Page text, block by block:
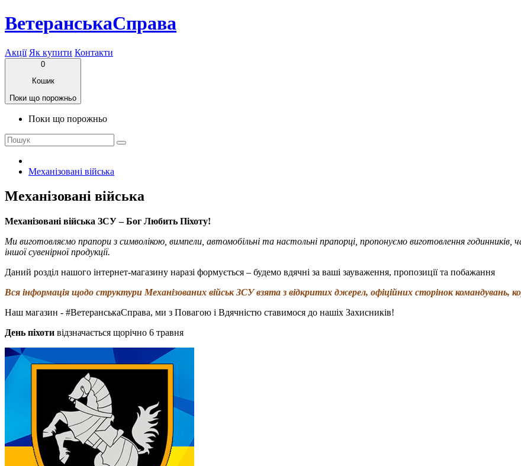
ВетеранськаСправа
Акції Як купити Контакти
0
Кошик
Поки що порожньо
Поки що порожньо
Механізовані війська
Механізовані війська
Механізовані війська ЗСУ – Бог Любить Піхоту!
Ми виготовляємо прапори з символікою, вимпели, автомобільні та настольні прапорці, пропонуємо виготовлення годинників,
іншої сувенірної продукції.
Даний розділ нашого інтернет-магазину наразі формується – будемо вдячні за ваші зауваження, пропозиції та побажання
Вся інформація щодо структури Механізованих військ ЗСУ взята з відкритих джерел, офіційних сторінок командувань,
Наш магазин - #ВетеранськаСправа, ми з Повагою і Вдячністю ставимося до нашіх Захисників!
День піхоти відзначається щорічно 6 травня